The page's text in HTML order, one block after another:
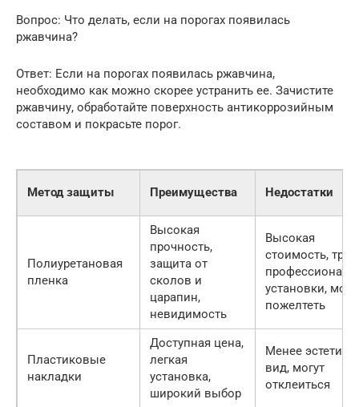
Вопрос: Что делать, если на порогах появилась
ржавчина?
Ответ: Если на порогах появилась ржавчина,
необходимо как можно скорее устранить ее. Зачистите
ржавчину, обработайте поверхность антикоррозийным
составом и покрасьте порог.
Метод защиты Преимущества Недостатки
Полиуретановая
пленка
Высокая
прочность,
защита от
сколов и
царапин,
невидимость
Высокая
стоимость,
установки,
пожелтеть
Пластиковые
накладки
Доступная цена,
легкая
установка,
широкий выбор
Менее
вид, могут
отклеиться